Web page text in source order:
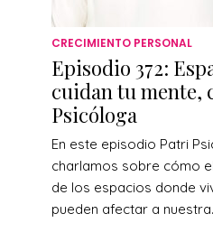
CRECIMIENTO PERSONAL
Episodio 372:
cuidan tu mente,
Psicóloga
En este episodio Patri
charlamos sobre cómo
de los espacios donde
pueden afectar a